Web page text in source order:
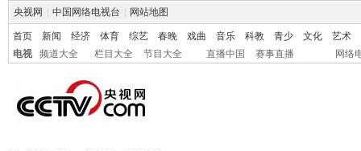
央视网 中国网络电视台 网站地图
首页 新闻 经济 体育 综艺 春晚 戏曲 音乐 科教 青少 文化
艺术
电视
频道大全 栏目大全 节目大全 直播中国 赛事直播 网络